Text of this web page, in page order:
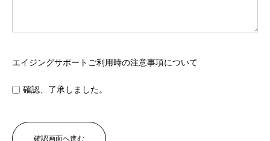
エイジングサポートご利用時の注意事項について
確認、了承しました。